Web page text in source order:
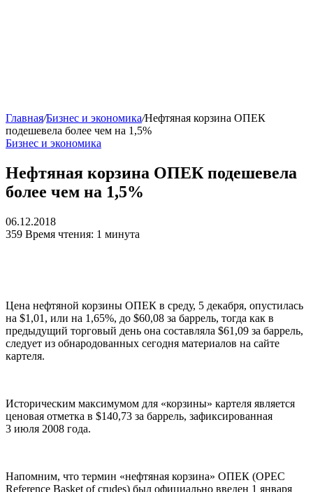
Главная/Бизнес и экономика/Нефтяная корзина ОПЕК
подешевела более чем на 1,5%
Бизнес и экономика
Нефтяная корзина ОПЕК подешевела
более чем на 1,5%
06.12.2018
359 Время чтения: 1 минута
Цена нефтяной корзины ОПЕК в среду, 5 декабря, опустилась
на $1,01, или на 1,65%, до $60,08 за баррель, тогда как в
предыдущий торговый день она составляла $61,09 за баррель,
следует из обнародованных сегодня материалов на сайте
картеля.
Историческим максимумом для «корзины» картеля является
ценовая отметка в $140,73 за баррель, зафиксированная
3 июля 2008 года.
Напомним, что термин «нефтяная корзина» ОПЕК (OPEC
Reference Basket of crudes) был официально введен 1 января